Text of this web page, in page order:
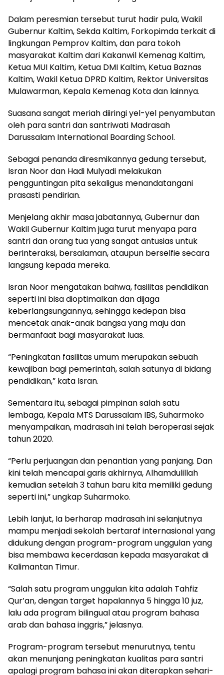
Dalam peresmian tersebut turut hadir pula, Wakil
Gubernur Kaltim, Sekda Kaltim, Forkopimda terkait di
lingkungan Pemprov Kaltim, dan para tokoh
masyarakat Kaltim dari Kakanwil Kemenag Kaltim,
Ketua MUI Kaltim, Ketua DMI Kaltim, Ketua Baznas
Kaltim, Wakil Ketua DPRD Kaltim, Rektor Universitas
Mulawarman, Kepala Kemenag Kota dan lainnya.
Suasana sangat meriah diiringi yel-yel penyambutan
oleh para santri dan santriwati Madrasah
Darussalam International Boarding School.
Sebagai penanda diresmikannya gedung tersebut,
Isran Noor dan Hadi Mulyadi melakukan
pengguntingan pita sekaligus menandatangani
prasasti pendirian.
Menjelang akhir masa jabatannya, Gubernur dan
Wakil Gubernur Kaltim juga turut menyapa para
santri dan orang tua yang sangat antusias untuk
berinteraksi, bersalaman, ataupun berselfie secara
langsung kepada mereka.
Isran Noor mengatakan bahwa, fasilitas pendidikan
seperti ini bisa dioptimalkan dan dijaga
keberlangsungannya, sehingga kedepan bisa
mencetak anak-anak bangsa yang maju dan
bermanfaat bagi masyarakat luas.
“Peningkatan fasilitas umum merupakan sebuah
kewajiban bagi pemerintah, salah satunya di bidang
pendidikan,” kata Isran.
Sementara itu, sebagai pimpinan salah satu
lembaga, Kepala MTS Darussalam IBS, Suharmoko
menyampaikan, madrasah ini telah beroperasi sejak
tahun 2020.
“Perlu perjuangan dan penantian yang panjang. Dan
kini telah mencapai garis akhirnya, Alhamdulillah
kemudian setelah 3 tahun baru kita memiliki gedung
seperti ini,” ungkap Suharmoko.
Lebih lanjut, Ia berharap madrasah ini selanjutnya
mampu menjadi sekolah bertaraf internasional yang
didukung dengan program-program unggulan yang
bisa membawa kecerdasan kepada masyarakat di
Kalimantan Timur.
“Salah satu program unggulan kita adalah Tahfiz
Qur’an, dengan target hapalannya 5 hingga 10 juz,
lalu ada program bilingual atau program bahasa
arab dan bahasa inggris,” jelasnya.
Program-program tersebut menurutnya, tentu
akan menunjang peningkatan kualitas para santri
apalagi program bahasa ini akan diterapkan sehari-